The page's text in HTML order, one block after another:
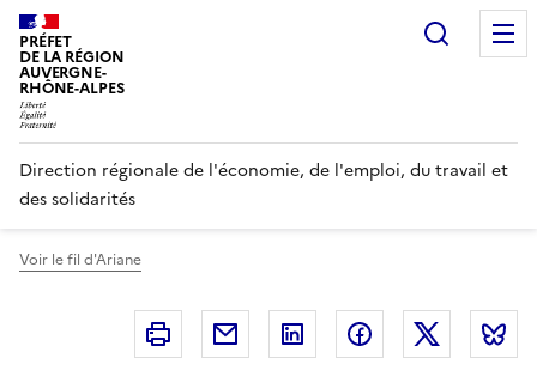
Panneau de gestion des cookies
PRÉFET
DE LA RÉGION
AUVERGNE-
RHÔNE-ALPES
Direction régionale de l'économie, de l'emploi, du travail et
des solidarités
Voir le fil d'Ariane
Imprimer Courriel Linkedin FacebookTwitter